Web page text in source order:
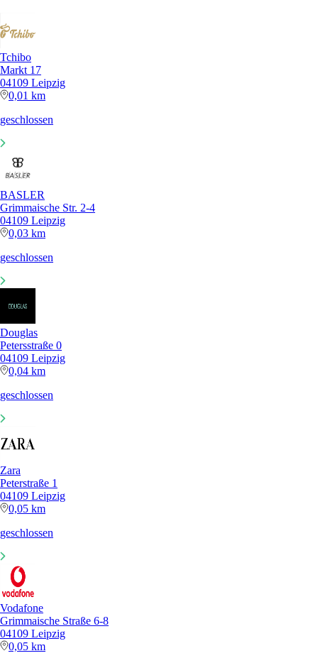
Tchibo
Markt 17
04109 Leipzig
0,01 km
geschlossen
BASLER
Grimmaische Str. 2-4
04109 Leipzig
0,03 km
geschlossen
Douglas
Petersstraße 0
04109 Leipzig
0,04 km
geschlossen
Zara
Peterstraße 1
04109 Leipzig
0,05 km
geschlossen
Vodafone
Grimmaische Straße 6-8
04109 Leipzig
0,05 km